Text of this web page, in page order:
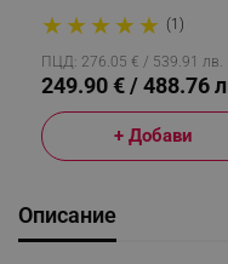
BlendSense Технология,
BPA, Черен
★ ★ ★ ★ ★ (1)
ПЦД: 276.05 € / 539.91 лв.
249.90 € / 488.76
+ Добави
Описание